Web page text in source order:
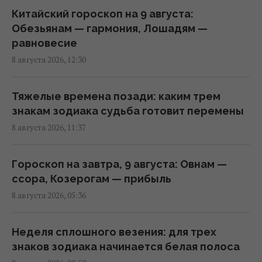
Когда есть помидоры для полного
усвоения витаминов: ученые дали четкий
ответ
18:20 пятница, 07 августа 2026
Некоторые забытые воспоминания не
исчезают полностью, их можно
восстановить, – исследование
Летом японцы пьют это каждый день:
напиток без кофеина, полезный для
Для мышц - не только мясо: ТОП-5 фруктов
Китайский гороскоп на 9 августа:
Обезьянам — гармония, Лошадям —
равновесие
8 августа 2026, 12:30
Тяжелые времена позади: каким трем
знакам зодиака судьба готовит перемены
8 августа 2026, 11:37
Гороскоп на завтра, 9 августа: Овнам —
ссора, Козерогам — прибыль
8 августа 2026, 05:36
Неделя сплошного везения: для трех
знаков зодиака начинается белая полоса